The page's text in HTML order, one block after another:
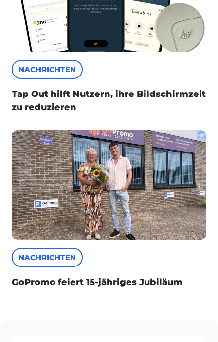
NACHRICHTEN
Tap Out hilft Nutzern, ihre Bildschirmzeit
zu reduzieren
NACHRICHTEN
GoPromo feiert 15-jähriges Jubiläum